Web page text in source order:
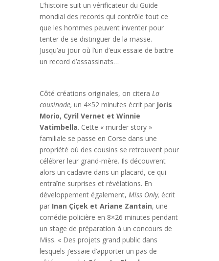
L’histoire suit un vérificateur du Guide
mondial des records qui contrôle tout ce
que les hommes peuvent inventer pour
tenter de se distinguer de la masse.
Jusqu’au jour où l’un d’eux essaie de battre
un record d’assassinats…
Côté créations originales, on citera La
cousinade, un 4×52 minutes écrit par Joris
Morio, Cyril Vernet et Winnie
Vatimbella. Cette « murder story »
familiale se passe en Corse dans une
propriété où des cousins se retrouvent pour
célébrer leur grand-mère. Ils découvrent
alors un cadavre dans un placard, ce qui
entraîne surprises et révélations. En
développement également, Miss Only, écrit
parInan Çiçek et Ariane Zantain, une
comédie policière en 8×26 minutes pendant
un stage de préparation à un concours de
Miss. « Des projets grand public dans
lesquels j’essaie d’apporter un pas de